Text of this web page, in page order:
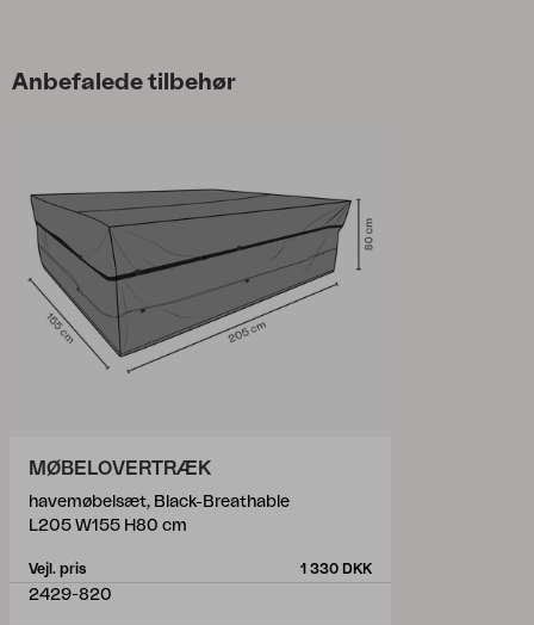
Anbefalede tilbehør
MØBELOVERTRÆK
havemøbelsæt, Black-Breathable
L205 W155 H80 cm
Vejl. pris 1 330 DKK
2429-820